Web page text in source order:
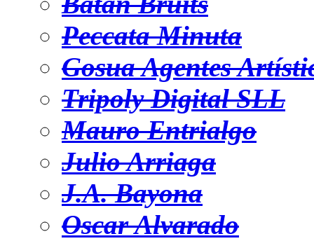
Peccata Minuta
Gosua Agentes
Tripoly Digital SLL
Mauro Entrialgo
Julio Arriaga
J.A. Bayona
Oscar Alvarado